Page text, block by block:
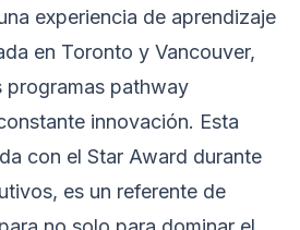
experiencia de aprendizaje
en Toronto y Vancouver,
programas pathway
innovación. Esta
con el Star Award durante
es un referente de